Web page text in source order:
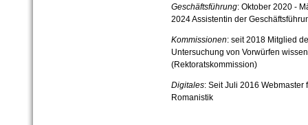
Geschäftsführung: Oktober 2020 -
2024Assistentin der
Kommissionen: seit 2018 Mitglied
Untersuchung von Vorwürfen
(Rektoratskommission)
Digitales: Seit Juli 2016 Webmaster
Romanistik